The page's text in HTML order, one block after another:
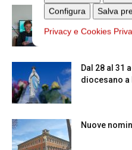
Configura
Salva
Privacy e Cookies
Scienze
dell’Istituto
Dal 28 al 31
diocesano a
Nuove